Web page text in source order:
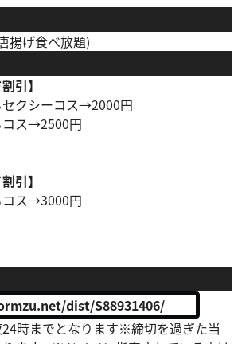
揚げ食べ放題)
引】
セクシーコス→2000円
コス→2500円
引】
コス→3000円
dist/S88931406/
時までとなります※締切を過ぎた当